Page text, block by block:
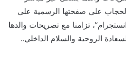
على صفحتها الرسمية على
تزامنا مع تصريحات والدها
الروحية والسلام الداخلي..